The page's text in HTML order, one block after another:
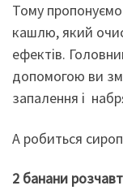
Тому
кашлю, який
ефектів.
допомогою ви
запалення і
А робиться
2 банани